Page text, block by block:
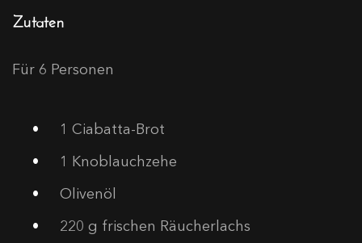
Zutaten
Für 6 Personen
1 Ciabatta-Brot
1 Knoblauchzehe
Olivenöl
220 g frischen Räucherlachs